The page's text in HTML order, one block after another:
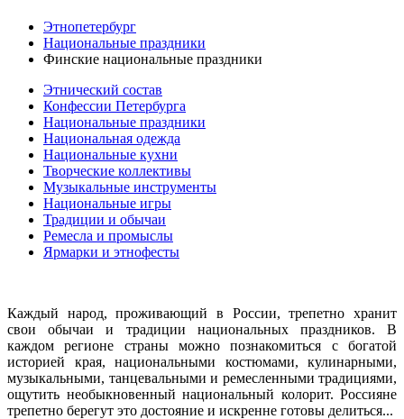
Этнопетербург
Национальные праздники
Финские национальные праздники
Этнический состав
Конфессии Петербурга
Национальные праздники
Национальная одежда
Национальные кухни
Творческие коллективы
Музыкальные инструменты
Национальные игры
Традиции и обычаи
Ремесла и промыслы
Ярмарки и этнофесты
Каждый народ, проживающий в России, трепетно хранит
свои обычаи и традиции национальных праздников. В
каждом регионе страны можно познакомиться с богатой
историей края, национальными костюмами, кулинарными,
музыкальными, танцевальными и ремесленными традициями,
ощутить необыкновенный национальный колорит. Россияне
трепетно берегут это достояние и искренне готовы делиться...